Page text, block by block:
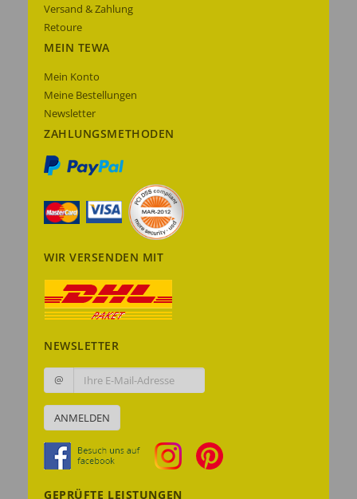
Versand & Zahlung
Retoure
MEIN TEWA
Mein Konto
Meine Bestellungen
Newsletter
ZAHLUNGSMETHODEN
WIR VERSENDEN MIT
NEWSLETTER
@
ANMELDEN
GEPRÜFTE LEISTUNGEN